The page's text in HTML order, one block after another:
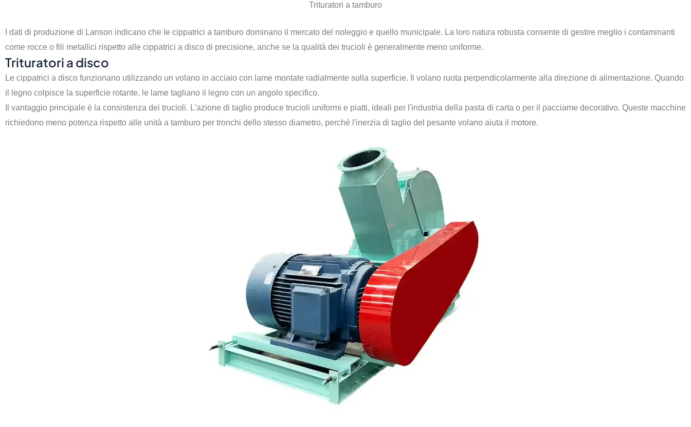
Trituratori a tamburo
I dati di produzione di Lanson indicano che le cippatrici a tamburo dominano il mercato del noleggio e quello municipale. La loro natura robusta consente di gestire meglio i contaminanti
come rocce o fili metallici rispetto alle cippatrici a disco di precisione, anche se la qualità dei trucioli è generalmente meno uniforme.
Trituratori a disco
Le cippatrici a disco funzionano utilizzando un volano in acciaio con lame montate radialmente sulla superficie. Il volano ruota perpendicolarmente alla direzione di alimentazione. Quando
il legno colpisce la superficie rotante, le lame tagliano il legno con un angolo specifico.
Il vantaggio principale è la consistenza dei trucioli. L'azione di taglio produce trucioli uniformi e piatti, ideali per l'industria della pasta di carta o per il pacciame decorativo. Queste macchine
richiedono meno potenza rispetto alle unità a tamburo per tronchi dello stesso diametro, perché l'inerzia di taglio del pesante volano aiuta il motore.